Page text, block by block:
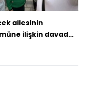
ailesinin
ilişkin davada